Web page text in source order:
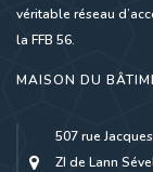
véritable réseau
la FFB 56.
MAISON DU
507 rue
ZI de Lann